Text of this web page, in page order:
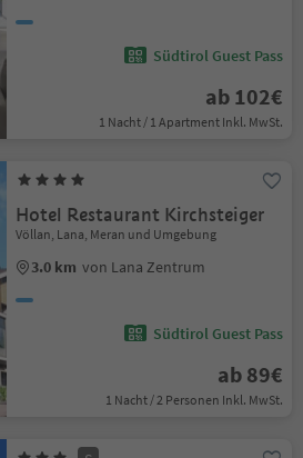
Südtirol Guest Pass
ab 102€
1 Nacht / 1 Apartment Inkl. MwSt.
Hotel Restaurant Kirchsteiger
Völlan, Lana, Meran und Umgebung
3.0 km von Lana Zentrum
Südtirol Guest Pass
ab 89€
1 Nacht / 2 Personen Inkl. MwSt.